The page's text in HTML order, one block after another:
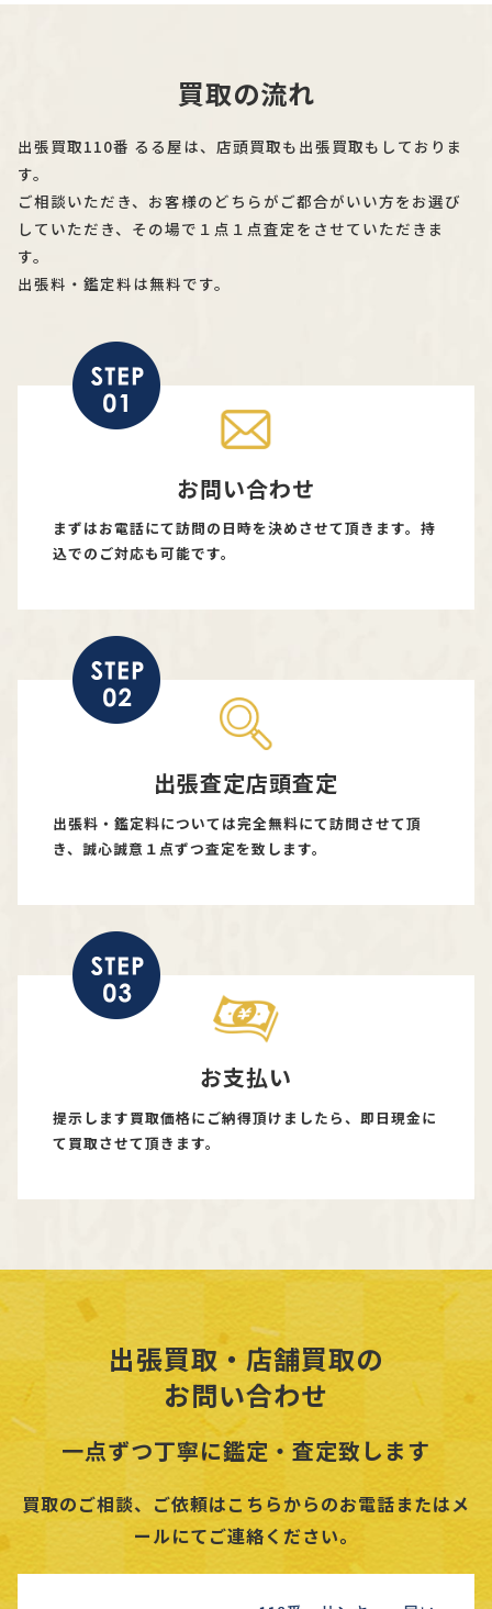
買取の流れ
出張買取110番 るる屋は、店頭買取も出張買取もしておりま
す。
ご相談いただき、お客様のどちらがご都合がいい方をお選び
していただき、その場で１点１点査定をさせていただきま
す。
出張料・鑑定料は無料です。
お問い合わせ
まずはお電話にて訪問の日時を決めさせて頂きます。持
込でのご対応も可能です。
出張査定店頭査定
出張料・鑑定料については完全無料にて訪問させて頂
き、誠心誠意１点ずつ査定を致します。
お支払い
提示します買取価格にご納得頂けましたら、即日現金に
て買取させて頂きます。
出張買取・店舗買取の
お問い合わせ
一点ずつ丁寧に鑑定・査定致します
買取のご相談、ご依頼はこちらからのお電話またはメ
ールにてご連絡ください。